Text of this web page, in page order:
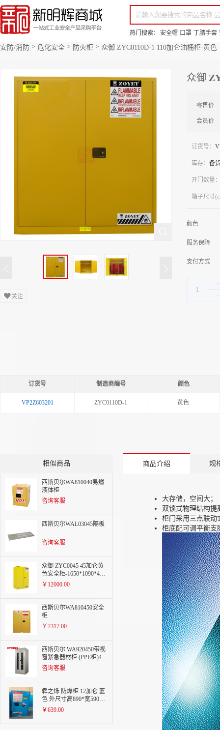
你好，欢迎来到新明辉！ 请登录
免费注册
专属服务 超低折扣价
热门搜索：
安全帽 口罩 丁腈手套
全部商品分类 场景采购 品
安防/消防 > 危化安全 > 防火柜 > 众御 ZYC0110D-1 110加仑油桶柜-黄色
关注
众御
零售价
会员价
订货号：
库存： 备
开门数量
箱子尺寸
颜色
服务保障
支付方式
订货号 制造商编号 颜色
VP2Z603201 ZYC0110D-1 黄色
相似商品
西斯贝尔WA810040易燃
液体柜
咨询客服
西斯贝尔WAL03045隔板
咨询客服
众御 ZYC0045 45加仑黄
色安全柜-1650*1090*460
mm
￥12000.00
西斯贝尔WA810450安全
柜
￥7317.00
西斯贝尔 WA920450带视
窗紧急器材柜 (PPE柜)45
Gal
咨询客服
犇之烁 防爆柜 12加仑 蓝
色 外尺寸高890*宽590*
深460mm
￥639.00
商品介绍 规
大存储，空间大；
双锁式物理结构提
柜门采用三点联动
柜底配可调平衡支